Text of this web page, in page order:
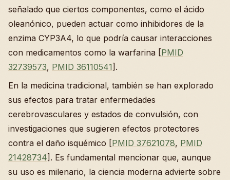
señalado que ciertos componentes, como el ácido
oleanónico, pueden actuar como inhibidores de la
enzima CYP3A4, lo que podría causar interacciones
con medicamentos como la warfarina [PMID
32739573, PMID 36110541].
En la medicina tradicional, también se han explorado
sus efectos para tratar enfermedades
cerebrovasculares y estados de convulsión, con
investigaciones que sugieren efectos protectores
contra el daño isquémico [PMID 37621078, PMID
21428734]. Es fundamental mencionar que, aunque
su uso es milenario, la ciencia moderna advierte sobre